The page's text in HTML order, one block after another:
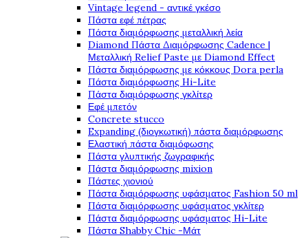
Vintage legend - αντικέ γκέσο
Πάστα εφέ πέτρας
Πάστα διαμόρφωσης μεταλλική λεία
Diamond Πάστα Διαμόρφωσης Cadence |
Μεταλλική Relief Paste με Diamond Effect
Πάστα διαμόρφωσης με κόκκους Dora perla
Πάστα διαμόρφωσης Hi-Lite
Πάστα διαμόρφωσης γκλίτερ
Εφέ μπετόν
Concrete stucco
Expanding (διογκωτική) πάστα διαμόρφωσης
Ελαστική πάστα διαμόφωσης
Πάστα γλυπτικής ζωγραφικής
Πάστα διαμόρφωσης mixion
Πάστες χιονιού
Πάστα διαμόρφωσης υφάσματος Fashion 50 ml
Πάστα διαμόρφωσης υφάσματος γκλίτερ
Πάστα διαμόρφωσης υφάσματος Hi-Lite
Πάστα Shabby Chic -Μάτ